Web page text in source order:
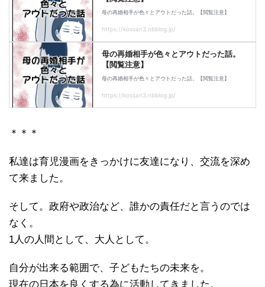
＊＊＊
私達は育児漫画をきっかけに友達になり、交流を深め
て来ました。
そして。政府や政治など、誰かの責任だと言うのでは
なく。
1人の人間として、大人として。
自分が出来る範囲で、子どもたちの未来を。
現在の日本を良くする為に活動してきました。